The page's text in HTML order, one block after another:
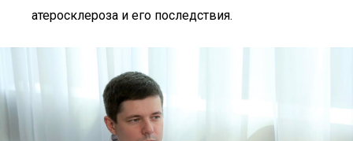
атеросклероза и его последствия.